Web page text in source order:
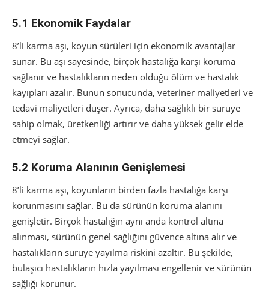
5.1 Ekonomik Faydalar
8’li karma aşı, koyun sürüleri için ekonomik avantajlar
sunar. Bu aşı sayesinde, birçok hastalığa karşı koruma
sağlanır ve hastalıkların neden olduğu ölüm ve hastalık
kayıpları azalır. Bunun sonucunda, veteriner maliyetleri ve
tedavi maliyetleri düşer. Ayrıca, daha sağlıklı bir sürüye
sahip olmak, üretkenliği artırır ve daha yüksek gelir elde
etmeyi sağlar.
5.2 Koruma Alanının Genişlemesi
8’li karma aşı, koyunların birden fazla hastalığa karşı
korunmasını sağlar. Bu da sürünün koruma alanını
genişletir. Birçok hastalığın aynı anda kontrol altına
alınması, sürünün genel sağlığını güvence altına alır ve
hastalıkların sürüye yayılma riskini azaltır. Bu şekilde,
bulaşıcı hastalıkların hızla yayılması engellenir ve sürünün
sağlığı korunur.